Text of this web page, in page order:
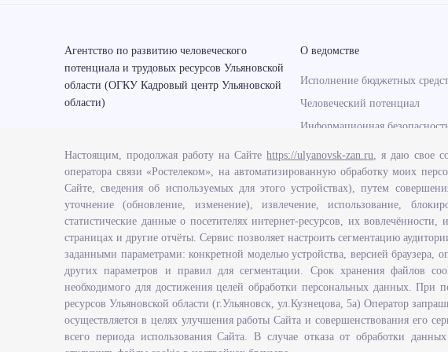
Агентство по развитию человеческого
потенциала и трудовых ресурсов Ульяновской
области (ОГКУ Кадровый центр Ульяновской
области)
Мобильные приложения
О ведомстве
Исполнение бюджетных
Человеческий потенциал
Информационная
Перечень нормативно -
определяющих полномочия,
функции Агентства по
человеческого потенциала и
ресурсов Ульяновской области
Развитие правовой
правосознания граждан в
области
Настоящим, продолжая работу на Сайтеhttps://ulyanovsk-zan.ru, я даю свое
оператора связи «Ростелеком», на автоматизированную обработку моих
Сайте, сведения об используемых для этого устройствах), путем
уточнение (обновление, изменение), извлечение, использование,
статистические данные о посетителях интернет-ресурсов, их
страницах и другие отчёты. Сервис позволяет настроить сегментацию
заданными параметрами: конкретной моделью устройства, версией
других параметров и правил для сегментации. Срок хранения файлов
необходимого для достижения целей обработки персональных данных. При
ресурсов Ульяновской области (г.Ульяновск, ул.Кузнецова, 5а) Оператор
осуществляется в целях улучшения работы Сайта и совершенствования его
всего периода использования Сайта. В случае отказа от обработки